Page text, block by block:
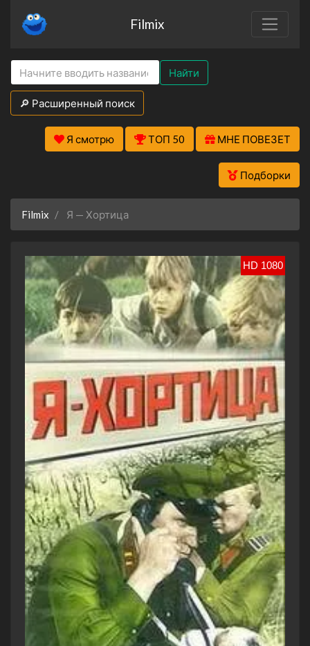
Filmix
Найти
🔎 Расширенный поиск
Я смотрю ТОП 50 МНЕ ПОВЕЗЕТ
Подборки
Filmix Я — Хортица
HD 1080